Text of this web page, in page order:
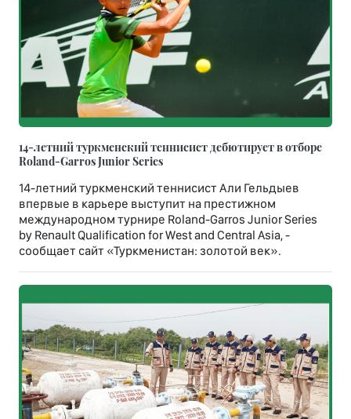
14-летний туркменский теннисист дебютирует в отборе
Roland-Garros Junior Series
14-летний туркменский теннисист Али Гельдыев
впервые в карьере выступит на престижном
международном турнире Roland-Garros Junior Series
by Renault Qualification for West and Central Asia, -
сообщает сайт «Туркменистан: золотой век».